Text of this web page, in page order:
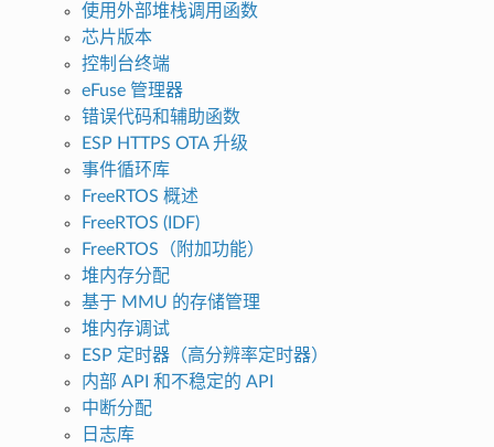
使用外部堆栈调用函数
芯片版本
控制台终端
eFuse 管理器
错误代码和辅助函数
ESP HTTPS OTA 升级
事件循环库
FreeRTOS 概述
FreeRTOS (IDF)
FreeRTOS（附加功能）
堆内存分配
基于 MMU 的存储管理
堆内存调试
ESP 定时器（高分辨率定时器）
内部 API 和不稳定的 API
中断分配
日志库